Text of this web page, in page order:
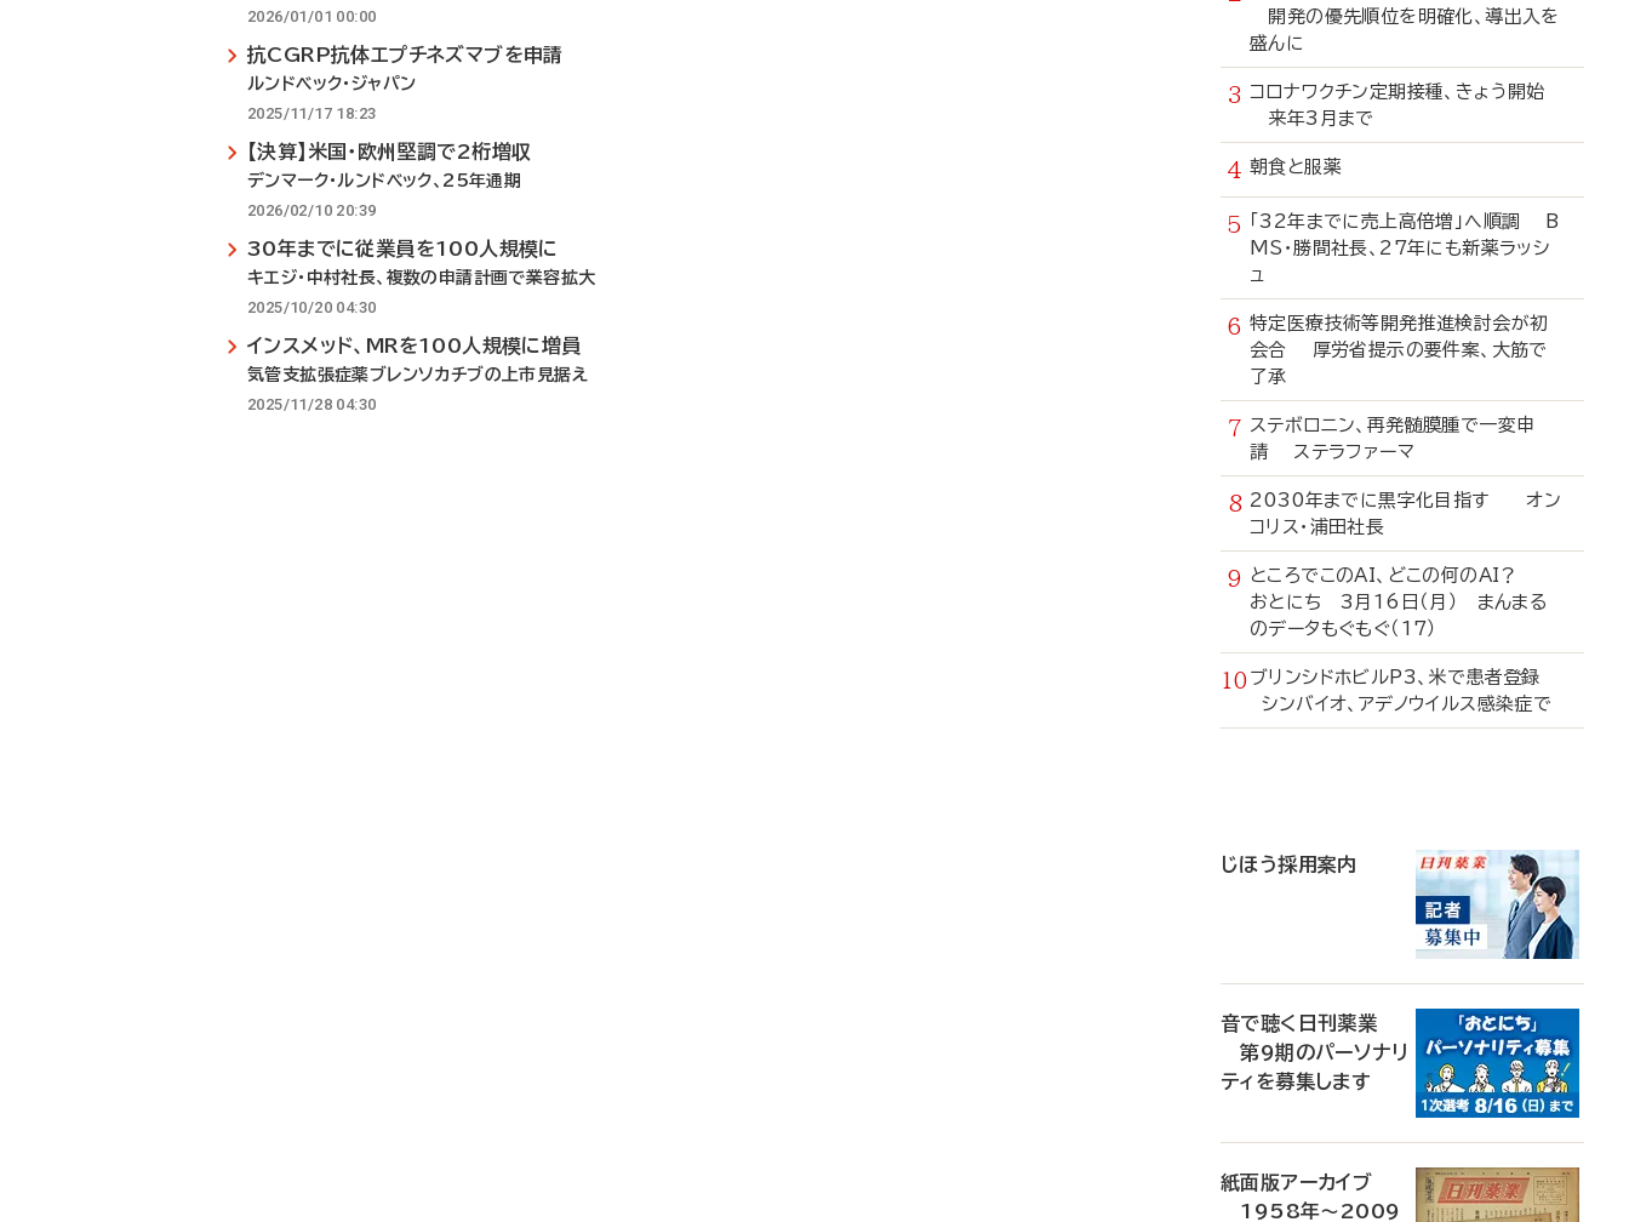
2026/01/01 00:00
抗CGRP抗体エプチネズマブを申請
ルンドベック・ジャパン
2025/11/17 18:23
【決算】米国・欧州堅調で2桁増収
デンマーク・ルンドベック、25年通期
2026/02/10 20:39
30年までに従業員を100人規模に
キエジ・中村社長、複数の申請計画で業容拡大
2025/10/20 04:30
インスメッド、MRを100人規模に増員
気管支拡張症薬ブレンソカチブの上市見据え
2025/11/28 04:30
開発の優先順位を明確化、導出入を
盛んに
コロナワクチン定期接種、きょう開始
来年3月まで
朝食と服薬
「32年までに売上高倍増」へ順調 B
MS・勝間社長、27年にも新薬ラッシ
ュ
特定医療技術等開発推進検討会が初
会合 厚労省提示の要件案、大筋で
了承
ステボロニン、再発髄膜腫で一変申
請 ステラファーマ
2030年までに黒字化目指す オン
コリス・浦田社長
ところでこのAI、どこの何のAI？
おとにち 3月16日（月） まんまる
のデータもぐもぐ（17）
ブリンシドホビルP3、米で患者登録
シンバイオ、アデノウイルス感染症で
じほう採用案内
音で聴く日刊薬業
第9期のパーソナリ
ティを募集します
紙面版アーカイブ
1958年～2009